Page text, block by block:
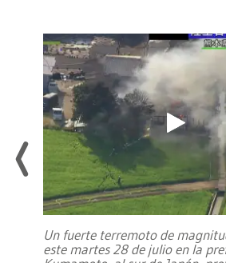
Un fuerte terremoto de
este martes 28 de julio en la